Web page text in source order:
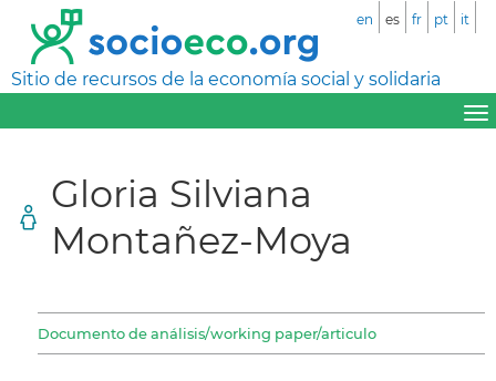
Sitio de recursos de la economía social y solidaria
en es fr pt it
Gloria Silviana
Montañez-Moya
Documento de análisis/working paper/articulo